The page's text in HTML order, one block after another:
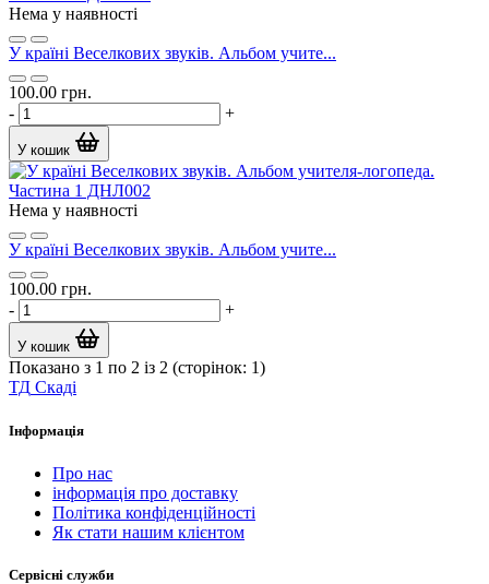
Нема у наявності
У країні Веселкових звуків. Альбом учите...
100.00 грн.
-
+
У кошик
Нема у наявності
У країні Веселкових звуків. Альбом учите...
100.00 грн.
-
+
У кошик
Показано з 1 по 2 із 2 (сторінок: 1)
ТД Скаді
Інформація
Про нас
інформація про доставку
Політика конфіденційності
Як стати нашим клієнтом
Сервісні служби